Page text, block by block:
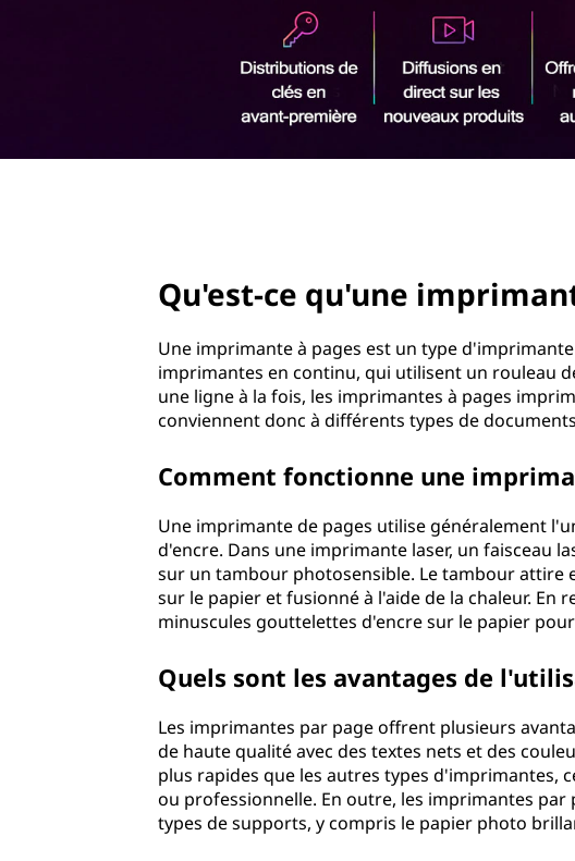
a
Qu'est-ce qu'une
Une imprimante à pages est un type
imprimantes en continu, qui utilisent un rouleau
une ligne à la fois, les imprimantes à pages
conviennent donc à différents types de
Comment fonctionne une
Une imprimante de pages utilise généralement
d'encre. Dans une imprimante laser, un faisceau
sur un tambour photosensible. Le tambour attire
sur le papier et fusionné à l'aide de la chaleur. En
minuscules gouttelettes d'encre sur le papier
Quels sont les avantages de
Les imprimantes par page offrent plusieurs
de haute qualité avec des textes nets et des
plus rapides que les autres types d'imprimantes,
ou professionnelle. En outre, les imprimantes
types de supports, y compris le papier photo